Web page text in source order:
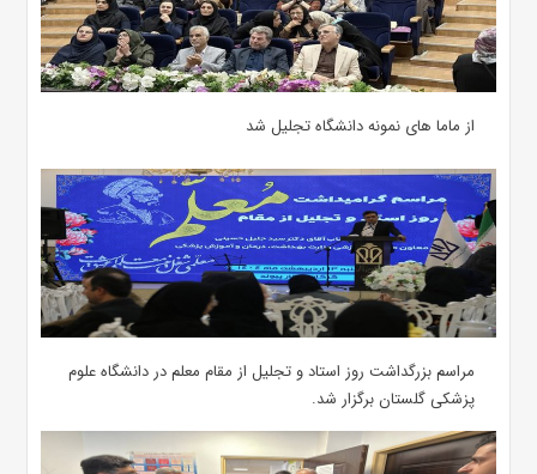
از ماما های نمونه دانشگاه تجلیل شد
مراسم بزرگداشت روز استاد و تجلیل از مقام معلم در دانشگاه علوم
پزشکی گلستان برگزار شد.‌